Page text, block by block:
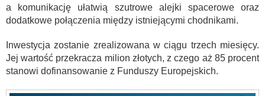
a komunikację ułatwią szutrowe alejki spacerowe oraz
dodatkowe połączenia między istniejącymi chodnikami.
Inwestycja zostanie zrealizowana w ciągu trzech miesięcy.
Jej wartość przekracza milion złotych, z czego aż 85 procent
stanowi dofinansowanie z Funduszy Europejskich.